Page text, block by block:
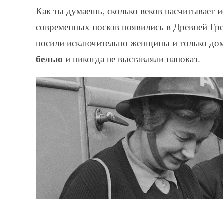
Как ты думаешь, сколько веков насчитывает
современных носков появились в Древней
носили исключительно женщины и только
белью и никогда не выставляли напоказ.